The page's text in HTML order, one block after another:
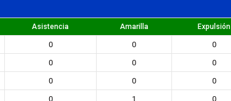
Asistencia Amarilla Expulsión
0 0
0
0 0
0
0 0
0
0 1
0